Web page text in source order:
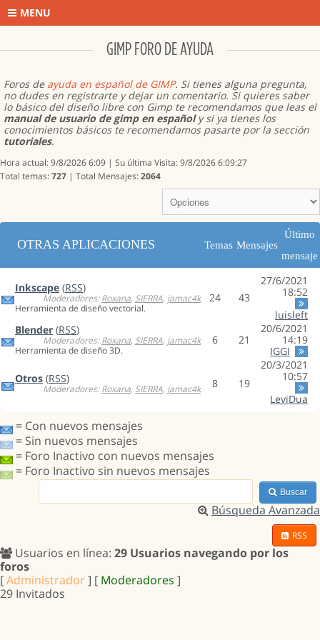
MENU
GIMP FORO DE AYUDA
Foros de ayuda en español de GIMP. Si tienes alguna pregunta,
no dudes en registrarte y dejar un comentario. Si quieres saber
lo básico del diseño libre con Gimp te recomendamos que leas el
manual de usuario de gimp en españoly si ya tienes los
conocimientos básicos te recomendamos pasarte por la sección
tutoriales.
Hora actual: 9/8/2026 6:09 | Su última Visita: 9/8/2026 6:09:27
Total temas:727 | Total Mensajes:2064
OTRAS APLICACIONES Temas Mensajes
Último
mensaje
Inkscape (RSS)
Moderadores:Roxana, SIERRA, jamac4k
Herramienta de diseño vectorial.
24 43
27/6/2021
18:52
luisleft
Blender (RSS)
Moderadores:Roxana, SIERRA, jamac4k
Herramienta de diseño 3D.
6 21
20/6/2021
14:19
IGGI
Otros (RSS)
Moderadores:Roxana, SIERRA, jamac4k 8 19
20/3/2021
10:57
LeviDua
= Con nuevos mensajes
= Sin nuevos mensajes
= Foro Inactivo con nuevos mensajes
= Foro Inactivo sin nuevos mensajes
Buscar
Búsqueda Avanzada
RSS
Usuarios en línea: 29 Usuarios navegando por los
foros
[Administrador] [ Moderadores ]
29 Invitados